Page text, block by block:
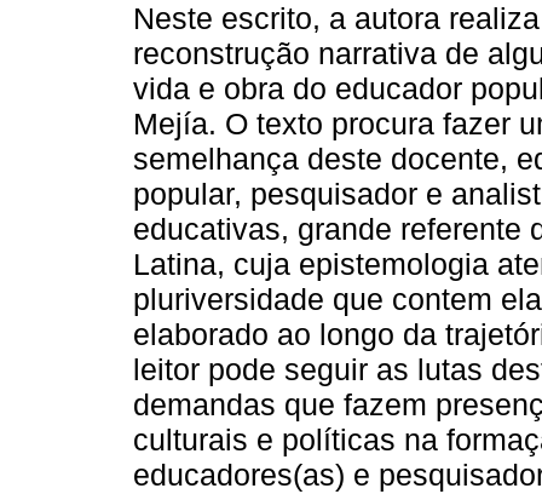
Neste escrito, a autora
reconstrução narrativa de
vida e obra do educador
Mejía. O texto procura fazer
semelhança deste docente,
popular, pesquisador e
educativas, grande referente
Latina, cuja epistemologia
pluriversidade que contem
elaborado ao longo da
leitor pode seguir as lutas
demandas que fazem
culturais e políticas na
educadores(as) e